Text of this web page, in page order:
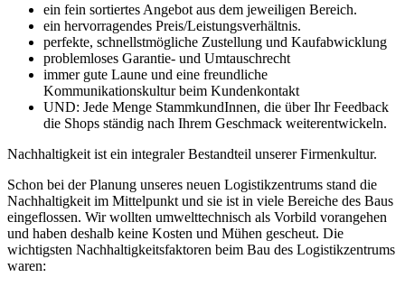
ein fein sortiertes Angebot aus dem jeweiligen Bereich.
ein hervorragendes Preis/Leistungsverhältnis.
perfekte, schnellstmögliche Zustellung und Kaufabwicklung
problemloses Garantie- und Umtauschrecht
immer gute Laune und eine freundliche
Kommunikationskultur beim Kundenkontakt
UND: Jede Menge StammkundInnen, die über Ihr Feedback
die Shops ständig nach Ihrem Geschmack weiterentwickeln.
Nachhaltigkeit ist ein integraler Bestandteil unserer Firmenkultur.
Schon bei der Planung unseres neuen Logistikzentrums stand die
Nachhaltigkeit im Mittelpunkt und sie ist in viele Bereiche des Baus
eingeflossen. Wir wollten umwelttechnisch als Vorbild vorangehen
und haben deshalb keine Kosten und Mühen gescheut. Die
wichtigsten Nachhaltigkeitsfaktoren beim Bau des Logistikzentrums
waren: